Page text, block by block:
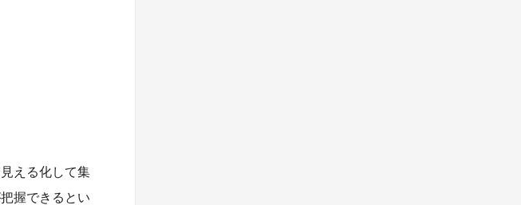
える化して集
握できるとい